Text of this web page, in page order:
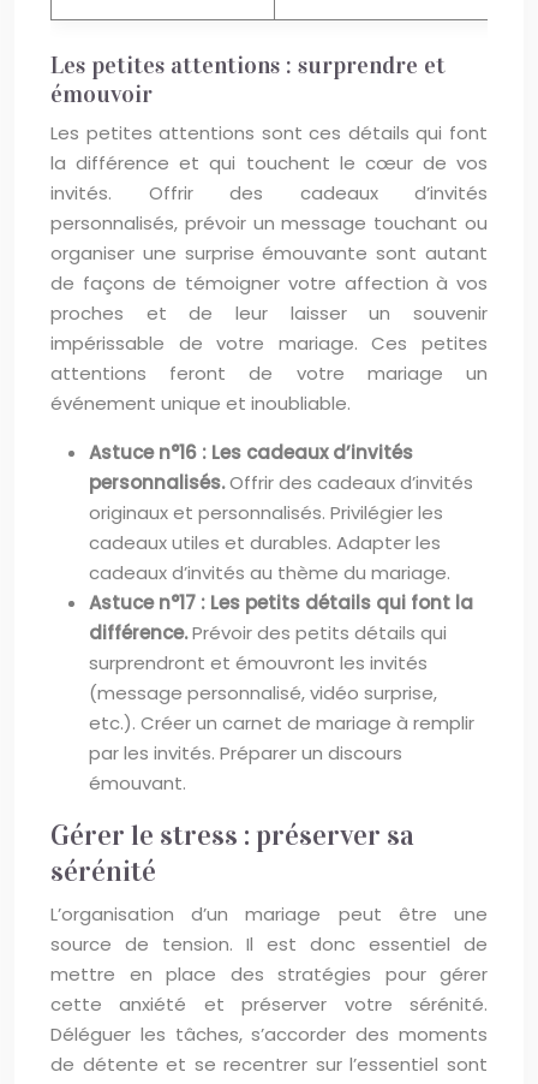
Les petites attentions : surprendre et
émouvoir
Les petites attentions sont ces détails qui font
la différence et qui touchent le cœur de vos
invités. Offrir des cadeaux d’invités
personnalisés, prévoir un message touchant ou
organiser une surprise émouvante sont autant
de façons de témoigner votre affection à vos
proches et de leur laisser un souvenir
impérissable de votre mariage. Ces petites
attentions feront de votre mariage un
événement unique et inoubliable.
Astuce n°16 : Les cadeaux d’invités
personnalisés.Offrir des cadeaux d’invités
originaux et personnalisés. Privilégier les
cadeaux utiles et durables. Adapter les
cadeaux d’invités au thème du mariage.
Astuce n°17 : Les petits détails qui font la
différence.Prévoir des petits détails qui
surprendront et émouvront les invités
(message personnalisé, vidéo surprise,
etc.). Créer un carnet de mariage à remplir
par les invités. Préparer un discours
émouvant.
Gérer le stress : préserver sa
sérénité
L’organisation d’un mariage peut être une
source de tension. Il est donc essentiel de
mettre en place des stratégies pour gérer
cette anxiété et préserver votre sérénité.
Déléguer les tâches, s’accorder des moments
de détente et se recentrer sur l’essentiel sont